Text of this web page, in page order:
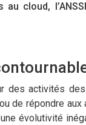
cloud,
des activités
de répondre
évolutivité